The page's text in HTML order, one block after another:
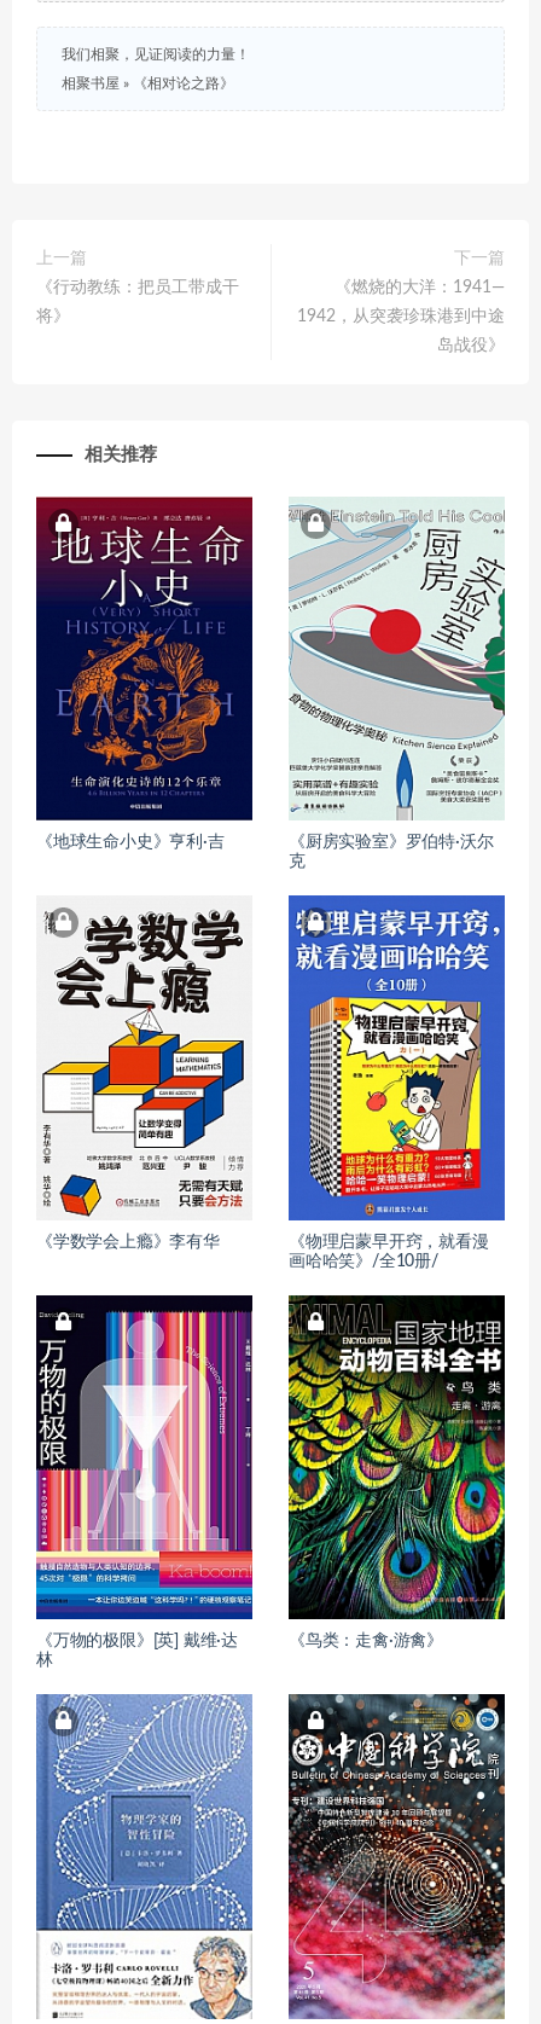
我们相聚，见证阅读的力量！
相聚书屋 » 《相对论之路》
上一篇
《行动教练：把员工带成干
将》
下一篇
《燃烧的大洋：1941—
1942，从突袭珍珠港到中途
岛战役》
相关推荐
《地球生命小史》亨利·吉
《厨房实验室》罗伯特·沃尔
克
《学数学会上瘾》李有华
《物理启蒙早开窍，就看漫
画哈哈笑》/全10册/
《万物的极限》[英] 戴维·达
林
《鸟类：走禽·游禽》